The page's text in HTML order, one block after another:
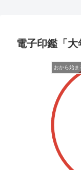
電子印鑑「
おから始ま